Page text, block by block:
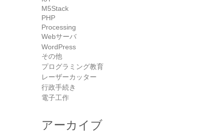
M5Stack
PHP
Processing
Webサーバ
WordPress
その他
プログラミング教育
レーザーカッター
行政手続き
電子工作
アーカイブ